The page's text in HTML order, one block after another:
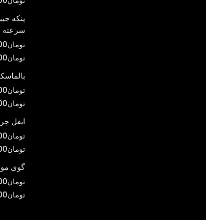
پنکه
سرعته
تومان
تومان
تومان
تومان
ایفل
تومان
تومان
گوی
تومان
تومان